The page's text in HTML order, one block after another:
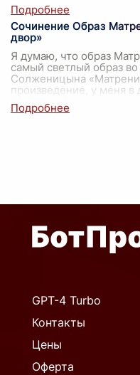
Сочинение Образ
двор»
Я думаю, что образ
самый светлый образ
Солженицына
произведение, у меня в
GPT-4 Turbo
Контакты
Цены
Оферта